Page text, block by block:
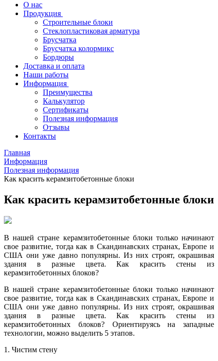
О нас
Продукция
Строительные блоки
Стеклопластиковая арматура
Брусчатка
Брусчатка колормикс
Бордюры
Доставка и оплата
Наши работы
Информация
Преимущества
Калькулятор
Сертификаты
Полезная информация
Отзывы
Контакты
Главная
Информация
Полезная информация
Как красить керамзитобетонные блоки
Как красить керамзитобетонные блоки
В нашей стране керамзитобетонные блоки только начинают
свое развитие, тогда как в Скандинавских странах, Европе и
США они уже давно популярны. Из них строят, окрашивая
здания в разные цвета. Как красить стены из
керамзитобетонных блоков?
В нашей стране керамзитобетонные блоки только начинают
свое развитие, тогда как в Скандинавских странах, Европе и
США они уже давно популярны. Из них строят, окрашивая
здания в разные цвета. Как красить стены из
керамзитобетонных блоков? Ориентируясь на западные
технологии, можно выделить 5 этапов.
1. Чистим стену